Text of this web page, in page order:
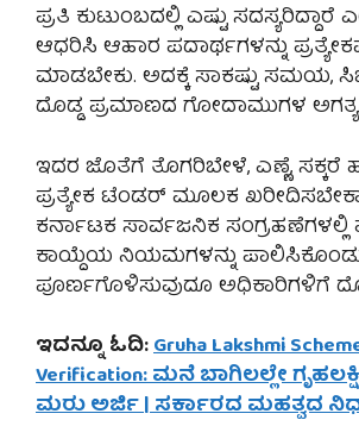
ಪ್ರತಿ ಕುಟುಂಬದಲ್ಲಿ ಎಷ್ಟು ಸದಸ್ಯರಿದ್ದಾರೆ
ಆಧರಿಸಿ ಆಹಾರ ಪದಾರ್ಥಗಳನ್ನು
ಮಾಡಬೇಕು. ಅದಕ್ಕೆ ಸಾಕಷ್ಟು ಸಮಯ,
ದೊಡ್ಡ ಪ್ರಮಾಣದ ಗೋದಾಮುಗಳ
ಇದರ ಜೊತೆಗೆ ತೊಗರಿಬೇಳೆ, ಎಣ್ಣೆ, ಸಕ್ಕರೆ
ಪ್ರತ್ಯೇಕ ಟೆಂಡರ್ ಮೂಲಕ
ಕರ್ನಾಟಕ ಸಾರ್ವಜನಿಕ ಸಂಗ್ರಹಣೆಗಳಲ್ಲಿ
ಕಾಯ್ದೆಯ ನಿಯಮಗಳನ್ನು
ಪೂರ್ಣಗೊಳಿಸುವುದೂ ಅಧಿಕಾರಿಗಳಿಗೆ
ಇದನ್ನೂ ಓದಿ:Gruha Lakshmi
Verification: ಮನೆ ಬಾಗಿಲಲ್ಲೇ
ಮರು ಅರ್ಜಿ | ಸರ್ಕಾರದ ಮಹತ್ವದ